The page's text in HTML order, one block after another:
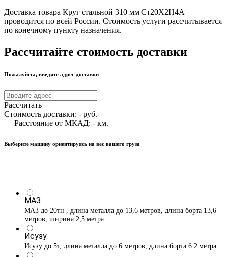
Доставка товара Круг стальной 310 мм Ст20Х2Н4А
проводится по всей России. Стоимость услуги рассчитывается
по конечному пункту назначения.
Рассчитайте стоимость доставки
Пожалуйста, введите адрес доставки
Рассчитать
Стоимость доставки: - руб.
Расстояние от МКАД: - км.
Выберите машину ориентируясь на вес вашего груза
МАЗ
МАЗ до 20тн , длина металла до 13,6 метров, длина борта 13,6
метров, ширина 2,5 метра
Исузу
Исузу до 5т, длина металла до 6 метров, длина борта 6.2 метра